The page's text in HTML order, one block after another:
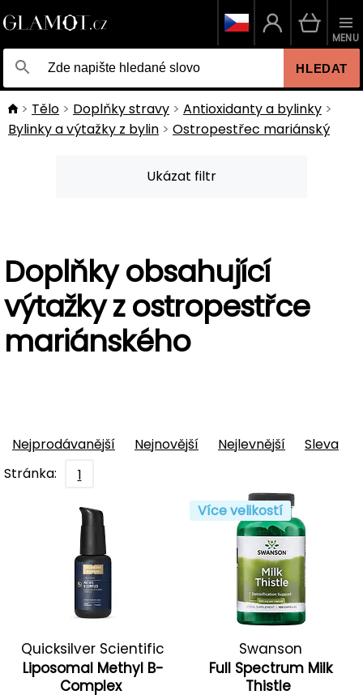
HLEDAT
MENU
Tělo Doplňky stravy
Antioxidanty a bylinky
Bylinky a výtažky z bylin
Ostropestřec mariánský
Ukázat filtr
Doplňky obsahující
výtažky z ostropestřce
mariánského
Nejprodávanější Nejnovější Nejlevnější
Sleva
Stránka:
1
Quicksilver Scientific
Liposomal Methyl B-
Complex
Více velikostí
Swanson
Full Spectrum Milk
Thistle